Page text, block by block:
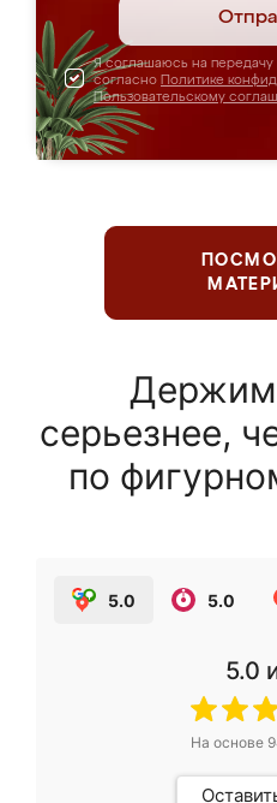
Я соглашаюсь на
согласно Политике
Пользовательскому
Держим
серьезнее,
по
5.0 5.0
5.0
На основе